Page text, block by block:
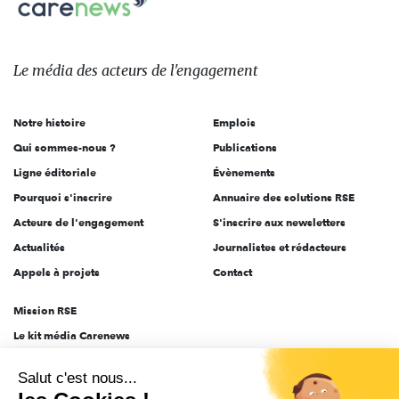
sur:
Le
des
l'engagement
Le média des acteurs de l'engagement
Notre histoire
Qui sommes-nous ?
Ligne éditoriale
Pourquoi s'inscrire
Acteurs de l'engagement
Actualités
Appels à projets
Emplois
Publications
Évènements
Annuaire des solutions RSE
S'inscrire aux newsletters
Journalistes et rédacteurs
Contact
Mission RSE
Le kit média Carenews
AEF info
Salut c'est nous...